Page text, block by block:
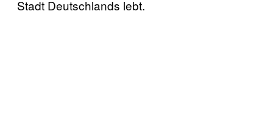
Stadt Deutschlands lebt.